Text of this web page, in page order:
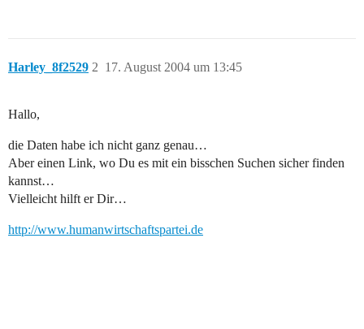
Harley_8f2529 17. August 2004 um 13:45
2
Hallo,
die Daten habe ich nicht ganz genau…
Aber einen Link, wo Du es mit ein bisschen Suchen sicher finden
kannst…
Vielleicht hilft er Dir…
http://www.humanwirtschaftspartei.de